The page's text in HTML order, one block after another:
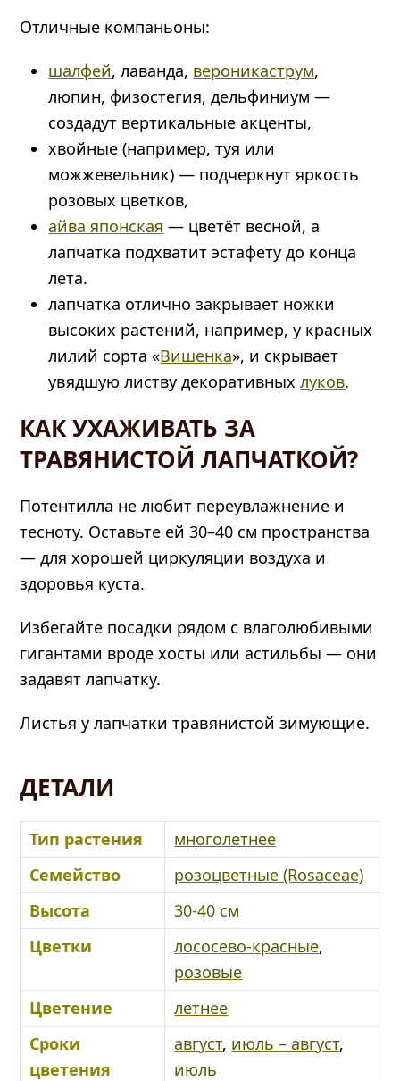
Отличные компаньоны:
шалфей, лаванда, вероникаструм,
люпин, физостегия, дельфиниум —
создадут вертикальные акценты,
хвойные (например, туя или
можжевельник) — подчеркнут яркость
розовых цветков,
айва японская — цветёт весной, а
лапчатка подхватит эстафету до конца
лета.
лапчатка отлично закрывает ножки
высоких растений, например, у красных
лилий сорта «Вишенка», и скрывает
увядшую листву декоративныхлуков.
КАК УХАЖИВАТЬ ЗА
ТРАВЯНИСТОЙ ЛАПЧАТКОЙ?
Потентилла не любит переувлажнение и
тесноту. Оставьте ей 30–40 см пространства
— для хорошей циркуляции воздуха и
здоровья куста.
Избегайте посадки рядом с влаголюбивыми
гигантами вроде хосты или астильбы — они
задавят лапчатку.
Листья у лапчатки травянистой зимующие.
ДЕТАЛИ
Тип растения
многолетнее
Семейство
розоцветные (Rosaceae)
Высота
30-40 см
Цветки
лососево-красные,
розовые
Цветение
летнее
Сроки
цветения
август, июль – август,
июль